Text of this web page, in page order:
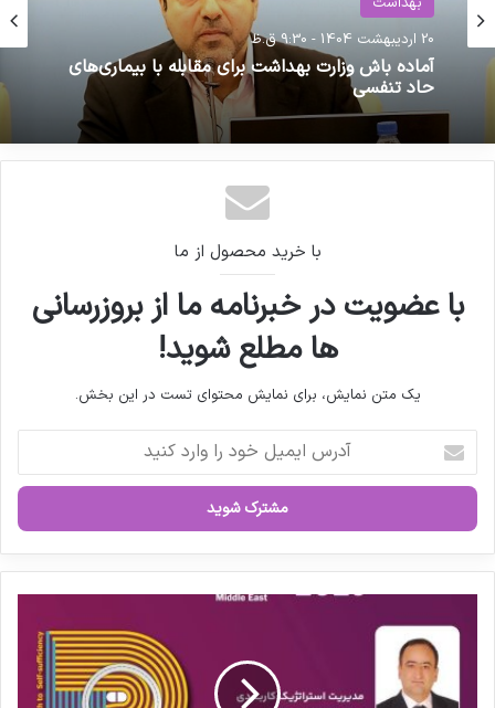
بهداشت
20 اردیبهشت 1404 - 9:30 ق.ظ
آماده باش وزارت بهداشت برای مقابله با بیماری‌های
حاد تنفسی
حوزه سلامت
5 آبان 1404 - 1:30 ب.ظ
رییس انجمن داروسازان ایران به نایب رییس
با خرید محصول از ما
با عضویت در خبرنامه ما از بروزرسانی
ها مطلع شوید!
یک متن نمایش، برای نمایش محتوای تست در این بخش.
ر
ا
ی
م